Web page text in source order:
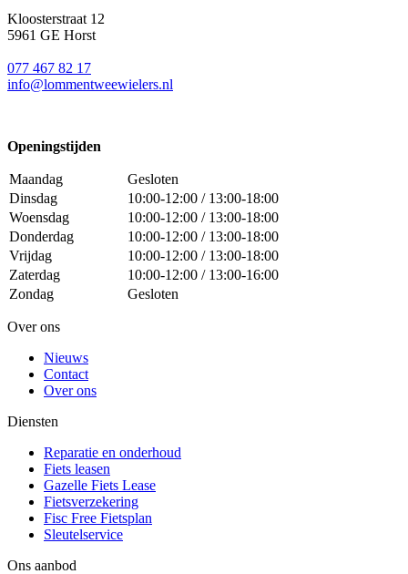
Kloosterstraat 12
5961 GE Horst
077 467 82 17
info@lommentweewielers.nl
Openingstijden
Maandag
Gesloten
Dinsdag
10:00-12:00 / 13:00-18:00
Woensdag
10:00-12:00 / 13:00-18:00
Donderdag
10:00-12:00 / 13:00-18:00
Vrijdag
10:00-12:00 / 13:00-18:00
Zaterdag
10:00-12:00 / 13:00-16:00
Zondag
Gesloten
Over ons
Nieuws
Contact
Over ons
Diensten
Reparatie en onderhoud
Fiets leasen
Gazelle Fiets Lease
Fietsverzekering
Fisc Free Fietsplan
Sleutelservice
Ons aanbod